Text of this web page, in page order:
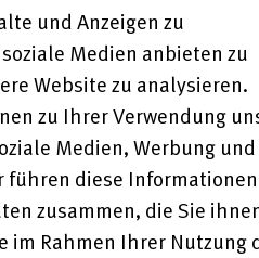
und Anzeigen zu
Medien anbieten zu
Website zu analysieren.
zu Ihrer Verwendung
Medien, Werbung und
führen diese Informationen
zusammen, die Sie
Rahmen Ihrer Nutzung